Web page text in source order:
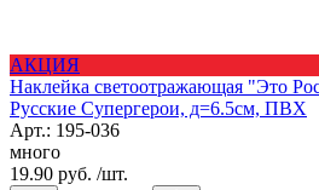
АКЦИЯ
Наклейка светоотражающая "Это
Русские Супергерои, д=6.5см, ПВХ
Арт.: 195-036
много
19.90 руб. /шт.